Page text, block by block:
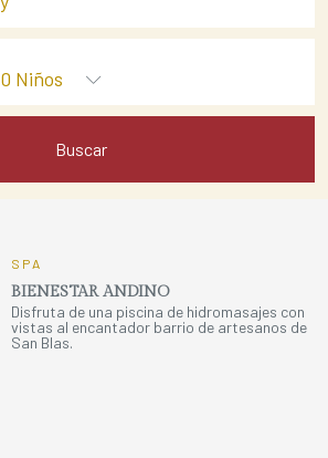
0 Niños
Buscar
SPA
BIENESTAR ANDINO
Disfruta de una piscina de hidromasajes con
vistas al encantador barrio de artesanos de
San Blas.